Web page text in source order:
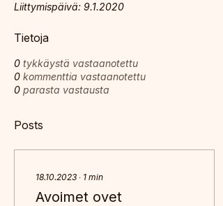
Liittymispäivä: 9.1.2020
Tietoja
0 tykkäystä vastaanotettu
0 kommenttia vastaanotettu
0 parasta vastausta
Posts
18.10.2023 ∙ 1 min
Avoimet ovet